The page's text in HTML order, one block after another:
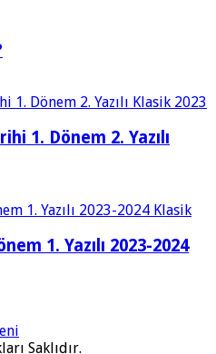
1. Dönem 2. Yazılı
1. Yazılı 2023-2024
Saklıdır.